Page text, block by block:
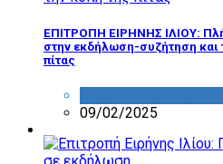
ΕΠΙΤΡΟΠΗ ΕΙΡΗΝΗΣ ΙΛΙΟΥ:
στην εκδήλωση-συζήτηση και
πίτας
09/02/2025